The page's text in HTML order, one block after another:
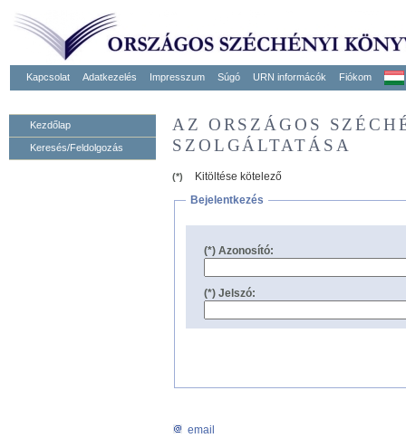
Kapcsolat Adatkezelés Impresszum Súgó URN informácók Fiókom
Kezdőlap
Keresés/Feldolgozás
AZ ORSZÁGOS
SZOLGÁLTATÁSA
(*)
Kitöltése kötelező
Bejelentkezés
(*) Azonosító:
(*) Jelszó:
email